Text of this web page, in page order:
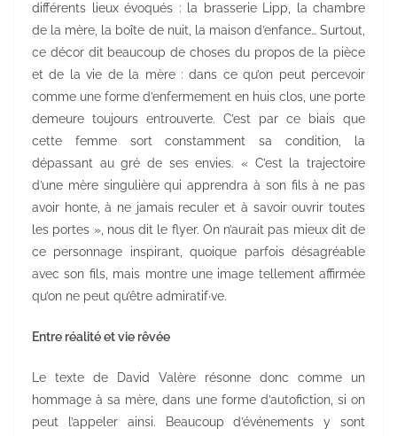
différents lieux évoqués : la brasserie Lipp, la chambre
de la mère, la boîte de nuit, la maison d’enfance… Surtout,
ce décor dit beaucoup de choses du propos de la pièce
et de la vie de la mère : dans ce qu’on peut percevoir
comme une forme d’enfermement en huis clos, une porte
demeure toujours entrouverte. C’est par ce biais que
cette femme sort constamment sa condition, la
dépassant au gré de ses envies. « C’est la trajectoire
d’une mère singulière qui apprendra à son fils à ne pas
avoir honte, à ne jamais reculer et à savoir ouvrir toutes
les portes », nous dit le flyer. On n’aurait pas mieux dit de
ce personnage inspirant, quoique parfois désagréable
avec son fils, mais montre une image tellement affirmée
qu’on ne peut qu’être admiratif·ve.
Entre réalité et vie rêvée
Le texte de David Valère résonne donc comme un
hommage à sa mère, dans une forme d’autofiction, si on
peut l’appeler ainsi. Beaucoup d’événements y sont